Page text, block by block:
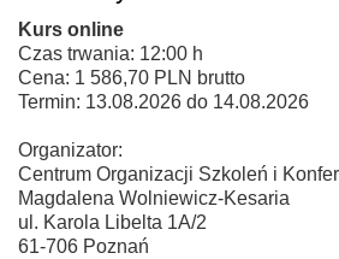
Kurs online
Czas trwania: 12:00 h
Cena: 1 586,70 PLN brutto
Termin: 13.08.2026 do 14.08.2026
Organizator:
Centrum Organizacji Szkoleń i
Magdalena Wolniewicz-Kesaria
ul. Karola Libelta 1A/2
61-706 Poznań